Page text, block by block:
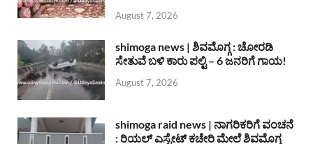
August 7, 2026
shimoga news | ಶಿವಮೊಗ್ಗ : ಚೋರಡಿ
ಸೇತುವೆ ಬಳಿ ಕಾರು ಪಲ್ಟಿ – 6 ಜನರಿಗೆ ಗಾಯ!
August 7, 2026
shimoga raid news | ನಾಗರಿಕರಿಗೆ ವಂಚನೆ
: ರಿಯಲ್ ಎಸ್ಟೇಟ್ ಕಚೇರಿ ಮೇಲೆ ಶಿವಮೊಗ್ಗ